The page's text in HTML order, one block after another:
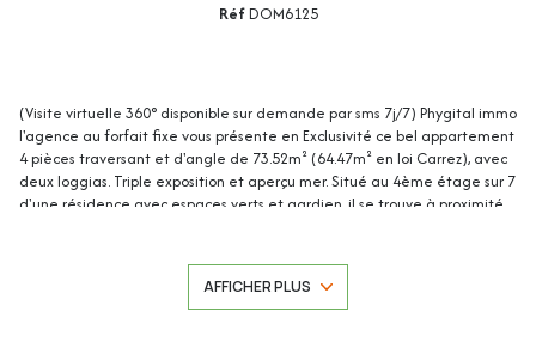
RéfDOM6125
(Visite virtuelle 360° disponible sur demande par sms 7j/7) Phygital immo
l'agence au forfait fixe vous présente en Exclusivité ce bel appartement
4 pièces traversant et d'angle de 73.52m² (64.47m² en loi Carrez), avec
deux loggias. Triple exposition et aperçu mer. Situé au 4ème étage sur 7
d'une résidence avec espaces verts et gardien, il se trouve à proximité
garage extérieur complètent ce bien. Cet appartement de 73.52m²
(64.47m² en loi Carrez) se compose de : - Hall d'entrée : 6.25m² - Séjour
AFFICHER PLUS